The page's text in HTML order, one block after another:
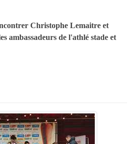
Christophe Lemaitre et
ambassadeurs de l'athlé stade et